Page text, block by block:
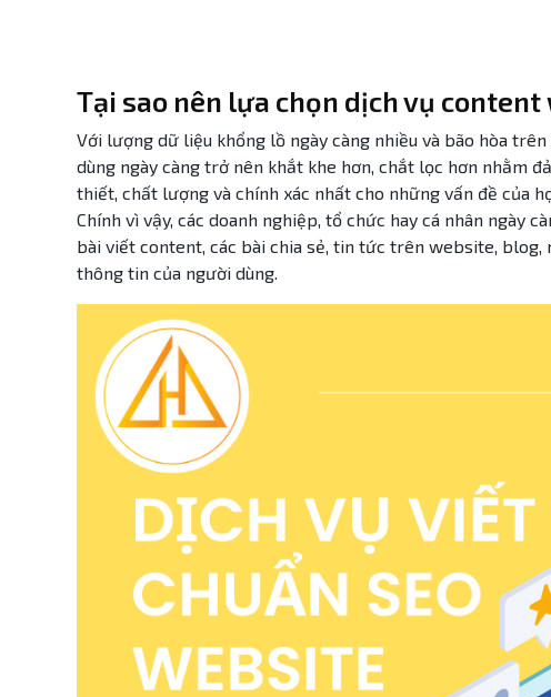
Tại sao nên lựa chọn dịch vụ content
Với lượng dữ liệu khổng lồ ngày càng nhiều và bão hòa
dùng ngày càng trở nên khắt khe hơn, chắt lọc hơn nhằm
thiết, chất lượng và chính xác nhất cho những vấn đề của
Chính vì vậy, các doanh nghiệp, tổ chức hay cá nhân ngày
bài viết content, các bài chia sẻ, tin tức trên website,
thông tin của người dùng.